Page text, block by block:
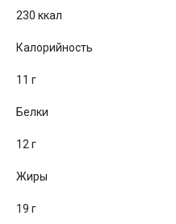
230 ккал
Калорийность
11 г
Белки
12 г
Жиры
19 г